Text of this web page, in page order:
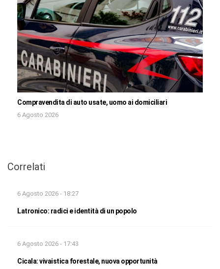
Compravendita di auto usate, uomo ai domiciliari
6 Agosto 2026
Correlati
6 Agosto 2026 - 18:27
Latronico: radici e identità di un popolo
6 Agosto 2026 - 17:43
Cicala: vivaistica forestale, nuova opportunità